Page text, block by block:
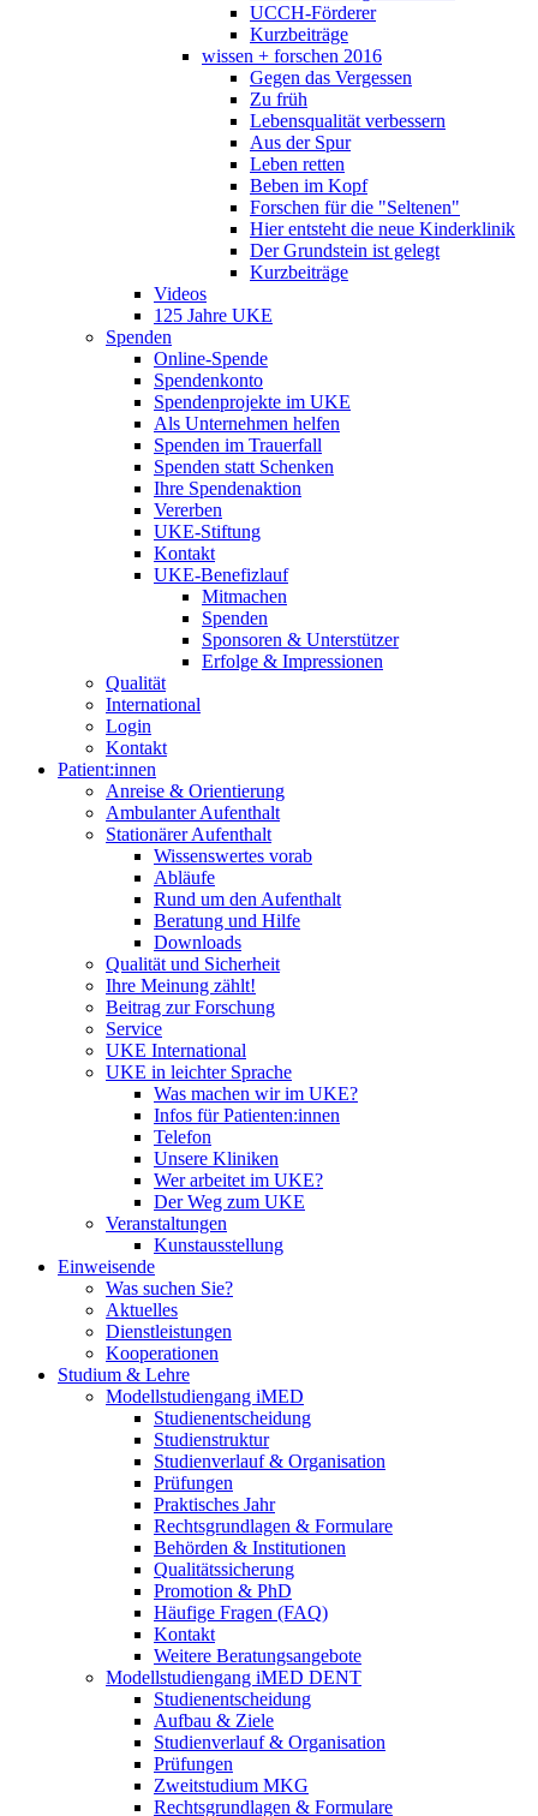
UCCH-Förderer
Kurzbeiträge
wissen + forschen 2016
Gegen das Vergessen
Zu früh
Lebensqualität verbessern
Aus der Spur
Leben retten
Beben im Kopf
Forschen für die "Seltenen"
Hier entsteht die neue Kinderklinik
Der Grundstein ist gelegt
Kurzbeiträge
Videos
125 Jahre UKE
Spenden
Online-Spende
Spendenkonto
Spendenprojekte im UKE
Als Unternehmen helfen
Spenden im Trauerfall
Spenden statt Schenken
Ihre Spendenaktion
Vererben
UKE-Stiftung
Kontakt
UKE-Benefizlauf
Mitmachen
Spenden
Sponsoren & Unterstützer
Erfolge & Impressionen
Qualität
International
Login
Kontakt
Patient:innen
Anreise & Orientierung
Ambulanter Aufenthalt
Stationärer Aufenthalt
Wissenswertes vorab
Abläufe
Rund um den Aufenthalt
Beratung und Hilfe
Downloads
Qualität und Sicherheit
Ihre Meinung zählt!
Beitrag zur Forschung
Service
UKE International
UKE in leichter Sprache
Was machen wir im UKE?
Infos für Patienten:innen
Telefon
Unsere Kliniken
Wer arbeitet im UKE?
Der Weg zum UKE
Veranstaltungen
Kunstausstellung
Einweisende
Was suchen Sie?
Aktuelles
Dienstleistungen
Kooperationen
Studium & Lehre
Modellstudiengang iMED
Studienentscheidung
Studienstruktur
Studienverlauf & Organisation
Prüfungen
Praktisches Jahr
Rechtsgrundlagen & Formulare
Behörden & Institutionen
Qualitätssicherung
Promotion & PhD
Häufige Fragen (FAQ)
Kontakt
Weitere Beratungsangebote
Modellstudiengang iMED DENT
Studienentscheidung
Aufbau & Ziele
Studienverlauf & Organisation
Prüfungen
Zweitstudium MKG
Rechtsgrundlagen & Formulare